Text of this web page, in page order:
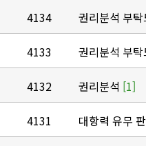
4134 권리분석 부
4133 권리분석 부
4132 권리분석 [1]
4131 대항력 유무